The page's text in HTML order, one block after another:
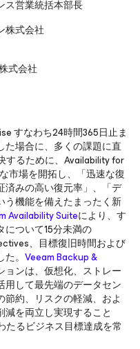
ス営業統括本部長
株式会社
式会社
すなわち24時間365日止ま
た場合に、多くの課題に直
するために、Availability for
市場を開拓し、「迅速な復
済みの高い復元率」、「デ
う機能を備えたまったく新
Availability Suiteにより、す
ついて15分未満の
、目標復旧時間および
。 Veeam Backup &
ンは、仮想化、ストレー
用して最先端のデータセン
約、リスクの軽減、およ
を両立し実現すること
たるビジネス目標達成を常